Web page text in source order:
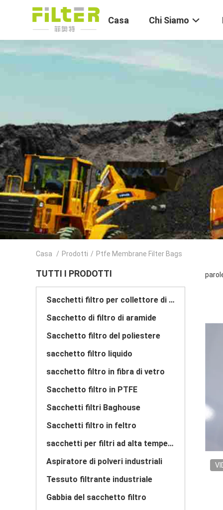
Casa Chi Siamo
Casa / Prodotti / Ptfe Membrane Filter Bags
TUTTI I PRODOTTI
Sacchetti filtro per collettore di polveri
Sacchetto di filtro di aramide
Sacchetto filtro del poliestere
sacchetto filtro liquido
sacchetto filtro in fibra di vetro
Sacchetto filtro in PTFE
Sacchetti filtri Baghouse
Sacchetti filtro in feltro
sacchetti per filtri ad alta temperatura
Aspiratore di polveri industriali
Tessuto filtrante industriale
Gabbia del sacchetto filtro